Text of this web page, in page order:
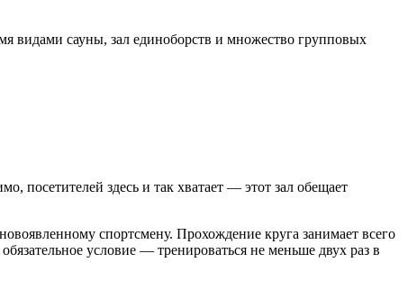
видами сауны, зал единоборств и множество групповых
посетителей здесь и так хватает — этот зал обещает
спортсмену. Прохождение круга занимает всего
условие — тренироваться не меньше двух раз в